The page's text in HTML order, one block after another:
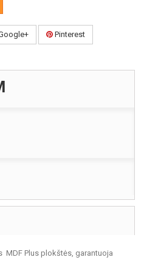
Pinterest
Plus plokštės, garantuoja